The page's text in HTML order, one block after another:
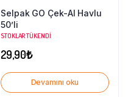
Selpak GO Çek-Al Havlu
50’li
STOKLAR TÜKENDI
29,90₺
Devamını oku